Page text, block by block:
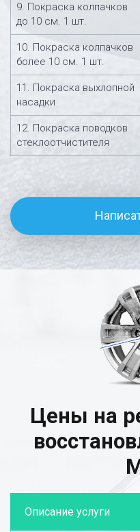
9. Покраска колпачков
до 10 см. 1 шт.
10. Покраска колпачков
более 10 см. 1 шт.
11. Покраска выхлопной
насадки
12. Покраска поводков
стеклоотчистителя
Цены на
Описание услуги